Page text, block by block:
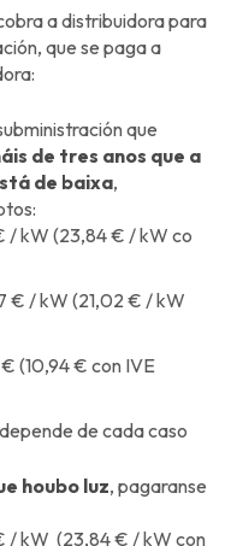
a distribuidora para
que se paga a
que
de tres anos que a
de baixa,
/ kW (23,84 € / kW co
€ / kW (21,02 € / kW
(10,94 € con IVE
de cada caso
houbo luz, pagaranse
/ kW (23,84 € / kW con